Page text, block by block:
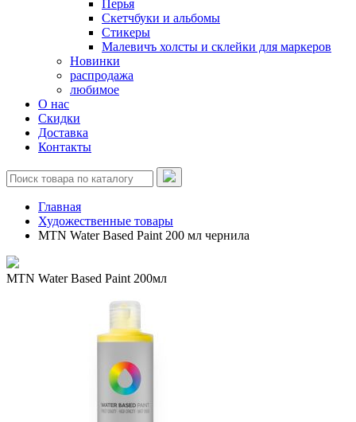
Перья
Скетчбуки и альбомы
Стикеры
Малевичъ холсты и склейки для маркеров
Новинки
распродажа
любимое
О нас
Скидки
Доставка
Контакты
Главная
Художественные товары
MTN Water Based Paint 200 мл чернила
MTN Water Based Paint 200мл